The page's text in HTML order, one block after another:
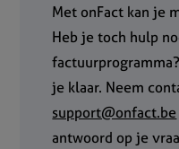
Met onFact kan je
Heb je toch hulp
je klaar. Neem
support@onfact.be
antwoord op je